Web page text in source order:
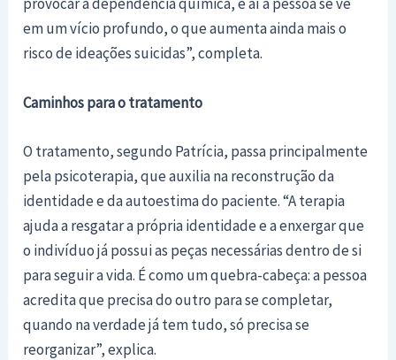
provocar a dependência química, e aí a pessoa se vê
em um vício profundo, o que aumenta ainda mais o
risco de ideações suicidas”, completa.
Caminhos para o tratamento
O tratamento, segundo Patrícia, passa principalmente
pela psicoterapia, que auxilia na reconstrução da
identidade e da autoestima do paciente. “A terapia
ajuda a resgatar a própria identidade e a enxergar que
o indivíduo já possui as peças necessárias dentro de si
para seguir a vida. É como um quebra-cabeça: a pessoa
acredita que precisa do outro para se completar,
quando na verdade já tem tudo, só precisa se
reorganizar”, explica.